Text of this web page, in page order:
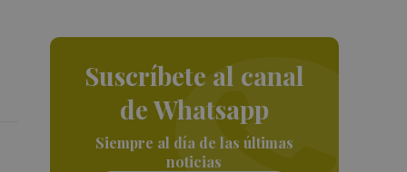
Suscríbete al canal
de Whatsapp
Siempre al día de las últimas
noticias